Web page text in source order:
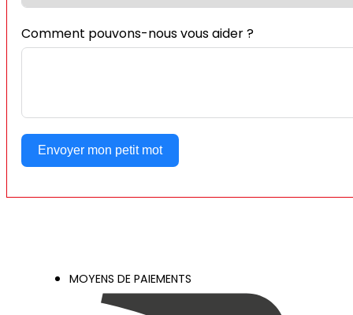
Comment pouvons-nous vous aider ?
Envoyer mon petit mot
MOYENS DE PAIEMENTS